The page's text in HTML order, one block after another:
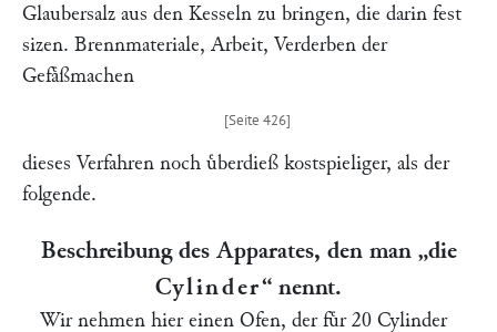
Glaubersalz aus den Kesseln zu bringen, die darin fest
sizen. Brennmateriale, Arbeit, Verderben der
Gefaͤßmachen
dieses Verfahren noch uͤberdieß kostspieliger, als der
folgende.
Beschreibung des Apparates, den man „die
Cylinder“ nennt.
Wir nehmen hier einen Ofen, der fuͤr 20 Cylinder